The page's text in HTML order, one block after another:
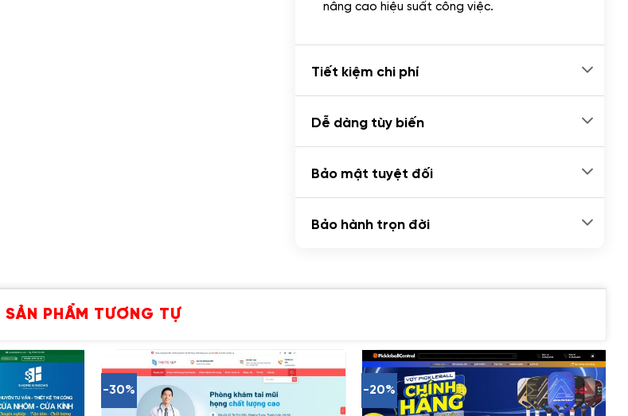
nâng cao hiệu suất công việc.
Tiết kiệm chi phí
Dễ dàng tùy biến
Bảo mật tuyệt đối
Bảo hành trọn đời
SẢN PHẨM TƯƠNG TỰ
-30% -20%